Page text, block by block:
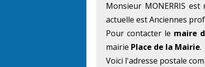
Monsieur MONERRIS
actuelle est Anciennes
Pour contacter le maire
mairie Place de la Mairie.
Voici l'adresse postale